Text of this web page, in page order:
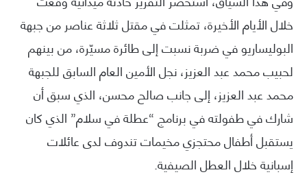
خلال الأيام الأخيرة، تمثلت في مقتل ثلاثة عناصر من جبهة
البوليساريو في ضربة نسبت إلى طائرة مسيّرة، من بينهم
لحبيب محمد عبد العزيز، نجل الأمين العام السابق للجبهة
محمد عبد العزيز، إلى جانب صالح محسن، الذي سبق أن
شارك في طفولته في برنامج “عطلة في سلام” الذي كان
يستقبل أطفال محتجزي مخيمات تندوف لدى عائلات
إسبانية خلال العطل الصيفية.